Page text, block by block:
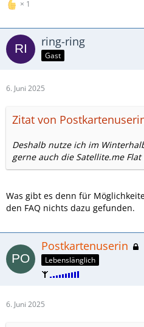
1
ring-ring
Gast
6. Juni 2025
Zitat von
Deshalb nutze ich im
gerne auch die Satellite.me
Was gibt es denn für
den FAQ nichts dazu gefunden.
Postkartenuserin
Lebenslänglich
6. Juni 2025